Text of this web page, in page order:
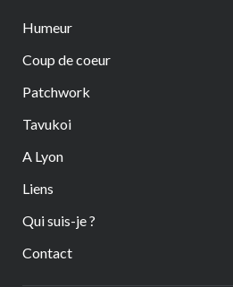
Humeur
Coup de coeur
Patchwork
Tavukoi
A Lyon
Liens
Qui suis-je ?
Contact